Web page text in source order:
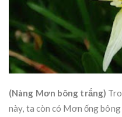
(Nàng Mơn bông trắng)
này, ta còn có Mơn ống